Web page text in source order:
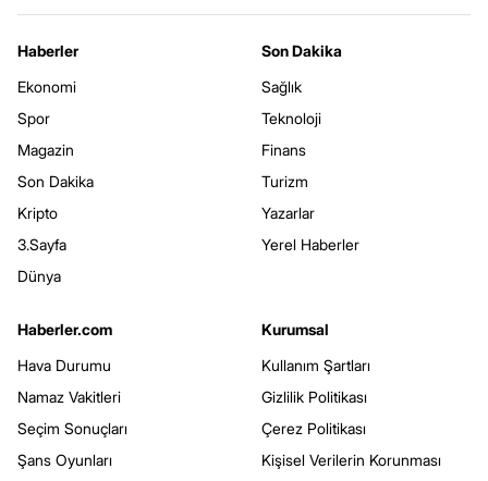
Haberler
Ekonomi
Spor
Magazin
Son Dakika
Kripto
3.Sayfa
Dünya
Son Dakika
Sağlık
Teknoloji
Finans
Turizm
Yazarlar
Yerel Haberler
Haberler.com
Hava Durumu
Namaz Vakitleri
Seçim Sonuçları
Şans Oyunları
Kurumsal
Kullanım Şartları
Gizlilik Politikası
Çerez Politikası
Kişisel Verilerin Korunması